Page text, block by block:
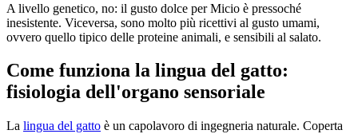
A livello genetico, no: il gusto dolce per Micio è pressoché
inesistente. Viceversa, sono molto più ricettivi al gusto umami,
ovvero quello tipico delle proteine animali, e sensibili al salato.
Come funziona la lingua del gatto:
fisiologia dell'organo sensoriale
La lingua del gatto è un capolavoro di ingegneria naturale. Coperta